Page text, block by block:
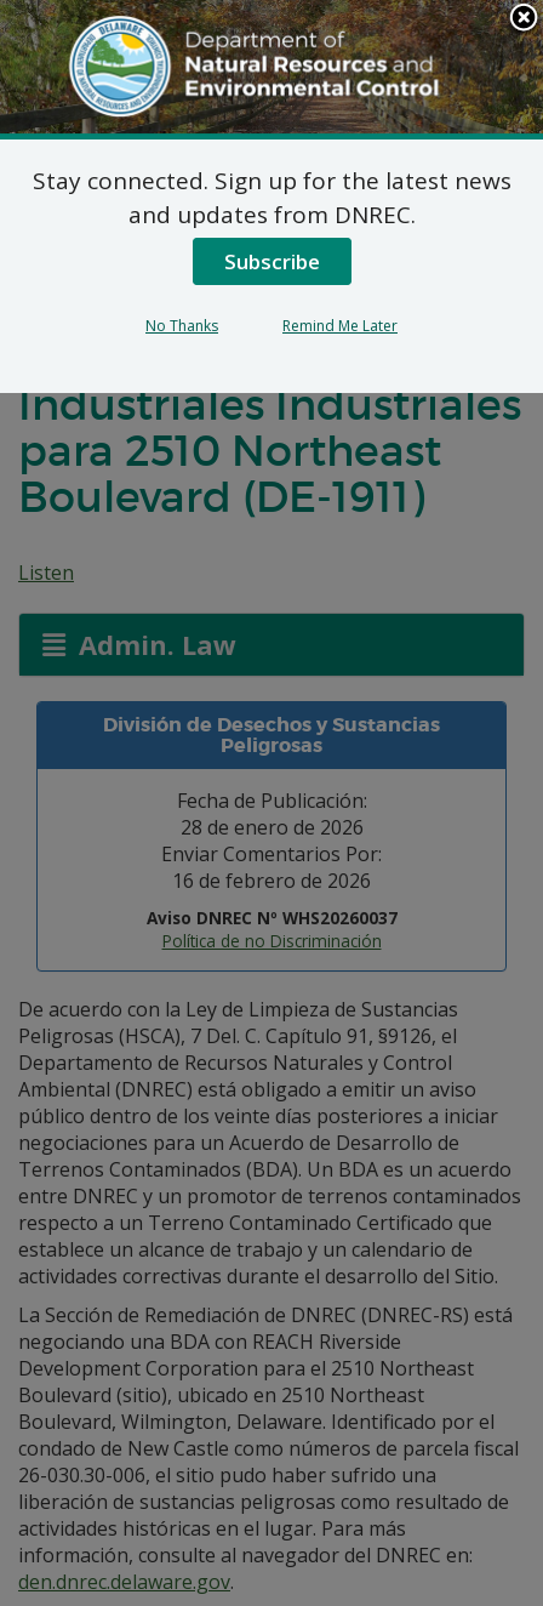
Search
This
Site
DNREC Menu
Notificación de
Comentarios Públicos
para un Acuerdo de
Industriales Industriales
para 2510 Northeast
Boulevard (DE-1911)
Listen
Admin. Law
División de Desechos y Sustancias
Peligrosas
Fecha de Publicación:
28 de enero de 2026
Enviar Comentarios Por:
16 de febrero de 2026
Aviso DNREC Nº WHS20260037
Política de no Discriminación
De acuerdo con la Ley de Limpieza de Sustancias
Peligrosas (HSCA), 7 Del. C. Capítulo 91, §9126, el
Departamento de Recursos Naturales y Control
Ambiental (DNREC) está obligado a emitir un aviso
público dentro de los veinte días posteriores a iniciar
negociaciones para un Acuerdo de Desarrollo de
Terrenos Contaminados (BDA). Un BDA es un acuerdo
entre DNREC y un promotor de terrenos contaminados
respecto a un Terreno Contaminado Certificado que
establece un alcance de trabajo y un calendario de
actividades correctivas durante el desarrollo del Sitio.
La Sección de Remediación de DNREC (DNREC-RS) está
negociando una BDA con REACH Riverside
Development Corporation para el 2510 Northeast
Boulevard (sitio), ubicado en 2510 Northeast
Boulevard, Wilmington, Delaware. Identificado por el
condado de New Castle como números de parcela fiscal
26-030.30-006, el sitio pudo haber sufrido una
liberación de sustancias peligrosas como resultado de
actividades históricas en el lugar. Para más
información, consulte al navegador del DNREC en:
den.dnrec.delaware.gov.
Stay connected. Sign up for the latest news
and updates from DNREC.
Subscribe
No Thanks Remind Me Later